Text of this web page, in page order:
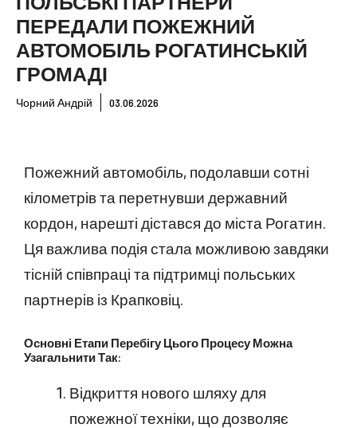
ПЕРЕДАЛИ ПОЖЕЖНИЙ
АВТОМОБІЛЬ РОГАТИНСЬКІЙ
ГРОМАДІ
Чорний Андрій 03.06.2026
Пожежний автомобіль, подолавши сотні
кілометрів та перетнувши державний
кордон, нарешті дістався до міста Рогатин.
Ця важлива подія стала можливою завдяки
тісній співпраці та підтримці польських
партнерів із Крапковіц.
Основні Етапи Перебігу Цього Процесу Можна
Узагальнити Так:
Відкриття нового шляху для
пожежної техніки, що дозволяє